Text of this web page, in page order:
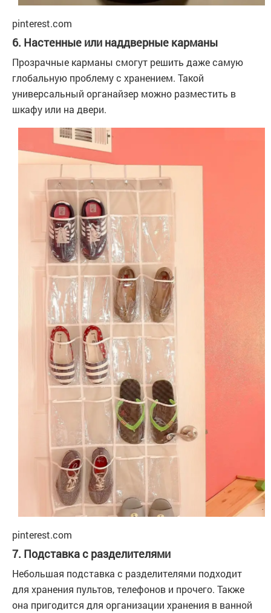
pinterest.com
6. Настенные или наддверные карманы
Прозрачные карманы смогут решить даже самую
глобальную проблему с хранением. Такой
универсальный органайзер можно разместить в
шкафу или на двери.
pinterest.com
7. Подставка с разделителями
Небольшая подставка с разделителями подходит
для хранения пультов, телефонов и прочего. Также
она пригодится для организации хранения в ванной